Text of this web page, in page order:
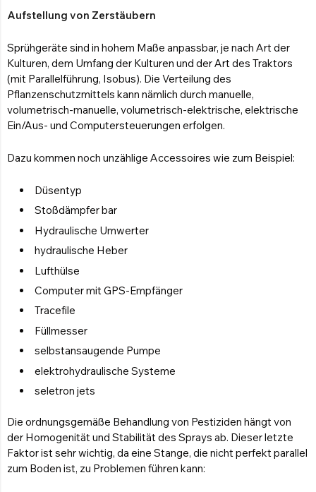
Aufstellung von Zerstäubern
Sprühgeräte sind in hohem Maße anpassbar, je nach Art der
Kulturen, dem Umfang der Kulturen und der Art des Traktors
(mit Parallelführung, Isobus). Die Verteilung des
Pflanzenschutzmittels kann nämlich durch manuelle,
volumetrisch-manuelle, volumetrisch-elektrische, elektrische
Ein/Aus- und Computersteuerungen erfolgen.
Dazu kommen noch unzählige Accessoires wie zum Beispiel:
Düsentyp
Stoßdämpfer bar
Hydraulische Umwerter
hydraulische Heber
Lufthülse
Computer mit GPS-Empfänger
Tracefile
Füllmesser
selbstansaugende Pumpe
elektrohydraulische Systeme
seletron jets
Die ordnungsgemäße Behandlung von Pestiziden hängt von
der Homogenität und Stabilität des Sprays ab. Dieser letzte
Faktor ist sehr wichtig, da eine Stange, die nicht perfekt parallel
zum Boden ist, zu Problemen führen kann: